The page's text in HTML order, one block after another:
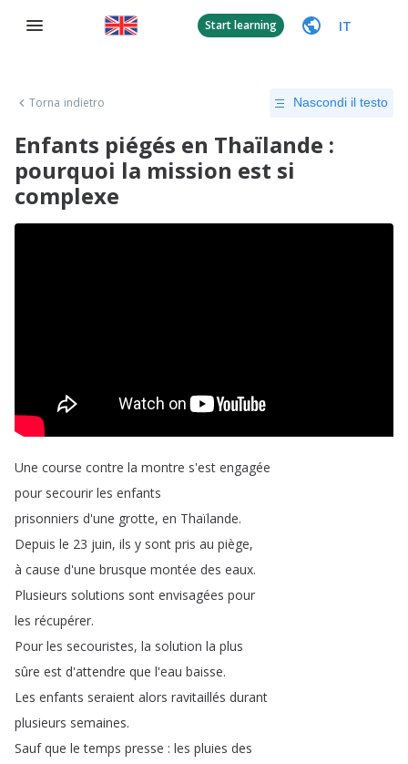
Start learning IT
Torna indietro Nascondi il testo
Enfants piégés en Thaïlande :
pourquoi la mission est si
complexe
Une course contre la montre s'est engagée
pour secourir les enfants
prisonniers d'une grotte, en Thaïlande.
Depuis le 23 juin, ils y sont pris au piège,
à cause d'une brusque montée des eaux.
Plusieurs solutions sont envisagées pour
les récupérer.
Pour les secouristes, la solution la plus
sûre est d'attendre que l'eau baisse.
Les enfants seraient alors ravitaillés durant
plusieurs semaines.
Sauf que le temps presse : les pluies des